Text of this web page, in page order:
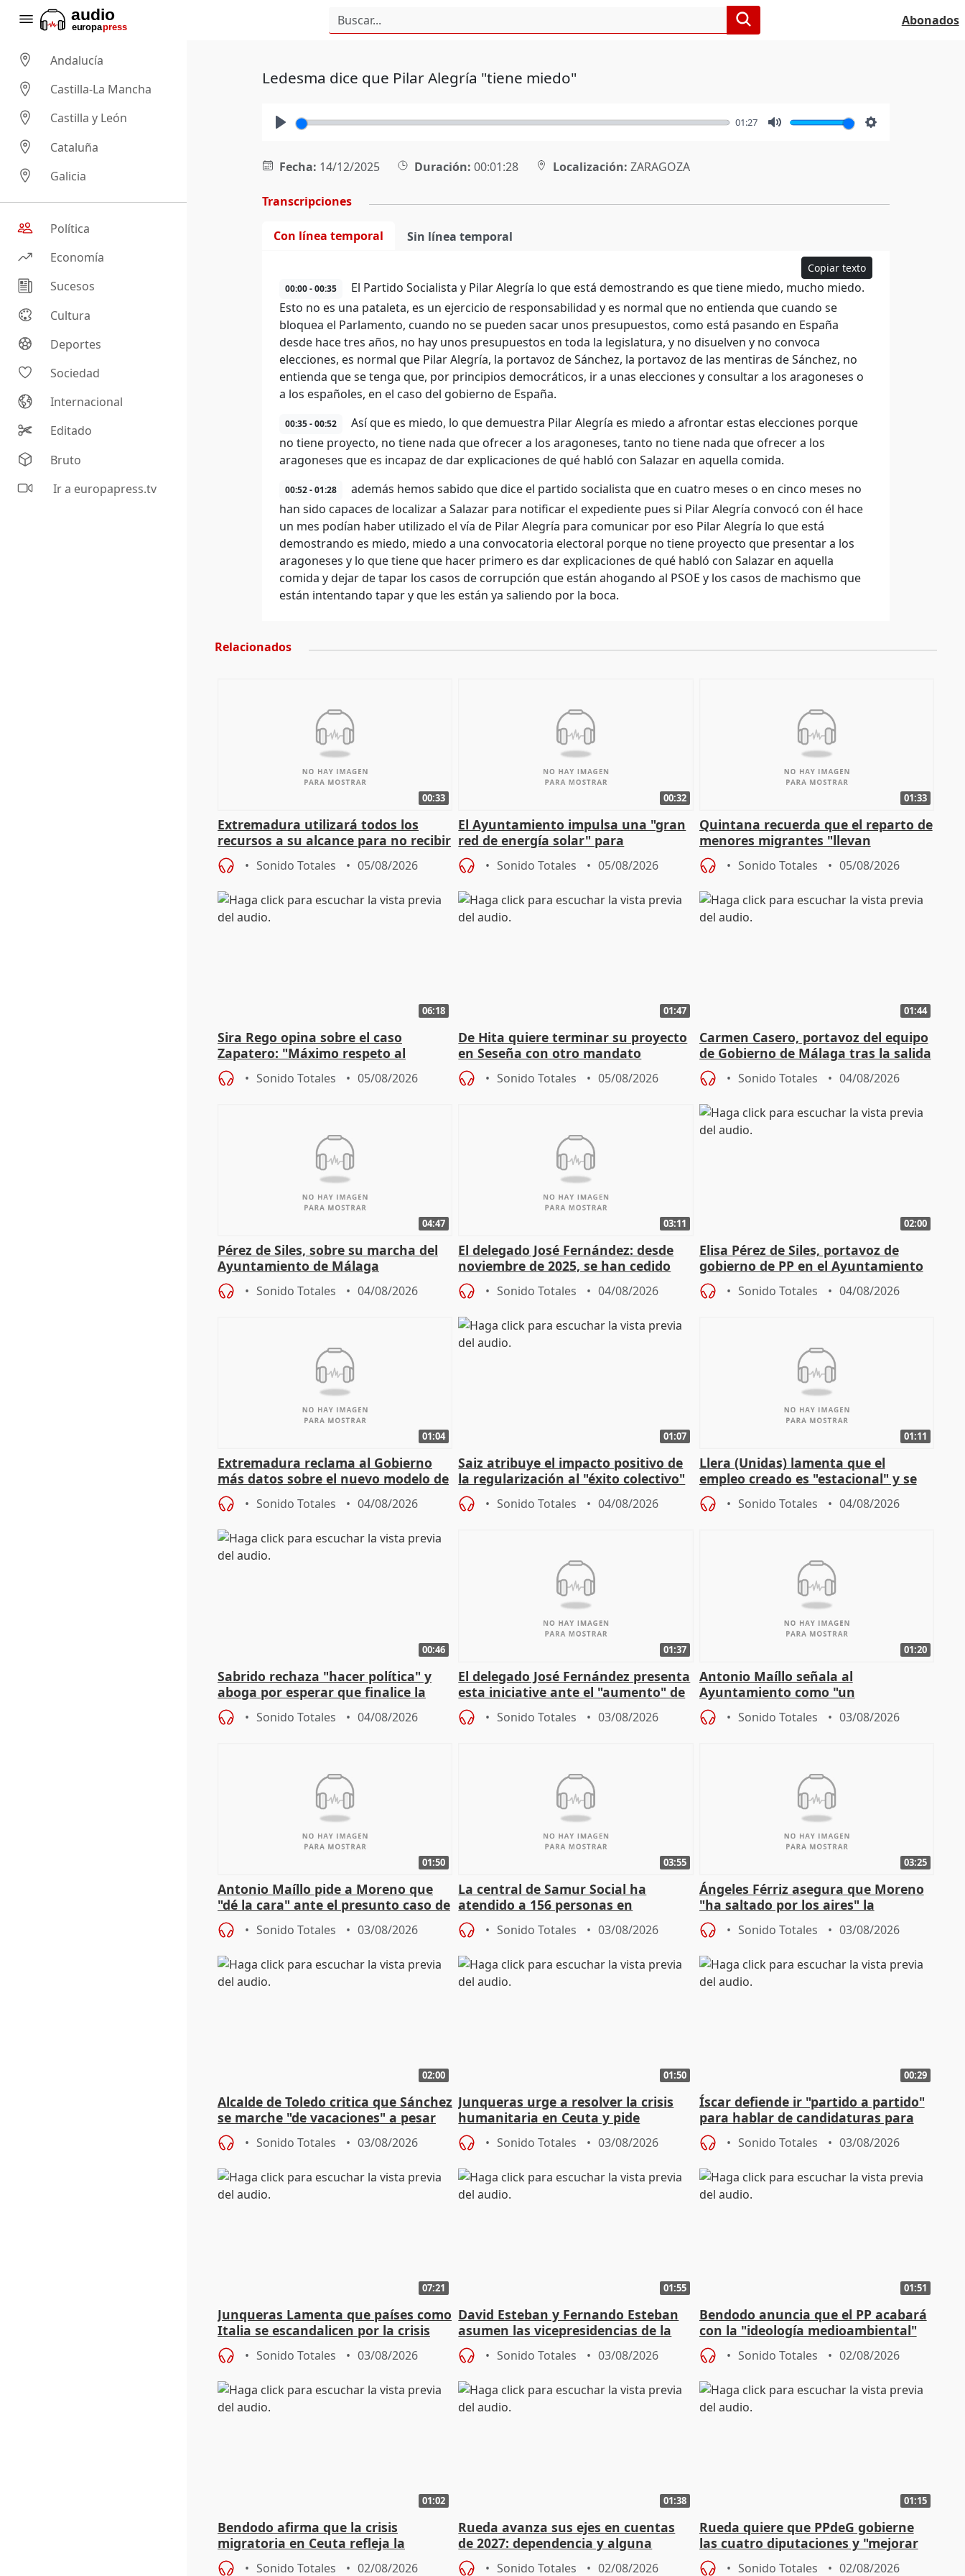
Abonados
Andalucía
Castilla-La Mancha
Castilla y León
Cataluña
Galicia
Política
Economía
Sucesos
Cultura
Deportes
Sociedad
Internacional
Editado
Bruto
Ir a europapress.tv
Ledesma dice que Pilar Alegría "tiene miedo"
01:27
Fecha: 14/12/2025 Duración: 00:01:28 Localización: ZARAGOZA
Transcripciones
Con línea temporal Sin línea temporal
Copiar texto
00:00 - 00:35
El Partido Socialista y Pilar Alegría lo que está demostrando es que tiene miedo, mucho miedo.
Esto no es una pataleta, es un ejercicio de responsabilidad y es normal que no entienda que cuando se
bloquea el Parlamento, cuando no se pueden sacar unos presupuestos, como está pasando en España
desde hace tres años, no hay unos presupuestos en toda la legislatura, y no disuelven y no convoca
elecciones, es normal que Pilar Alegría, la portavoz de Sánchez, la portavoz de las mentiras de Sánchez, no
entienda que se tenga que, por principios democráticos, ir a unas elecciones y consultar a los aragoneses o
a los españoles, en el caso del gobierno de España.
00:35 - 00:52
Así que es miedo, lo que demuestra Pilar Alegría es miedo a afrontar estas elecciones porque
no tiene proyecto, no tiene nada que ofrecer a los aragoneses, tanto no tiene nada que ofrecer a los
aragoneses que es incapaz de dar explicaciones de qué habló con Salazar en aquella comida.
00:52 - 01:28
además hemos sabido que dice el partido socialista que en cuatro meses o en cinco meses no
han sido capaces de localizar a Salazar para notificar el expediente pues si Pilar Alegría convocó con él hace
un mes podían haber utilizado el vía de Pilar Alegría para comunicar por eso Pilar Alegría lo que está
demostrando es miedo, miedo a una convocatoria electoral porque no tiene proyecto que presentar a los
aragoneses y lo que tiene que hacer primero es dar explicaciones de qué habló con Salazar en aquella
comida y dejar de tapar los casos de corrupción que están ahogando al PSOE y los casos de machismo que
están intentando tapar y que les están ya saliendo por la boca.
Relacionados
00:33
Extremadura utilizará todos los
recursos a su alcance para no recibir
más menores migrantes
Sonido Totales 05/08/2026
00:32
El Ayuntamiento impulsa una "gran
red de energía solar" para
autoconsumo
Sonido Totales 05/08/2026
01:33
Quintana recuerda que el reparto de
menores migrantes "llevan
aportación del Gobierno" central
Sonido Totales 05/08/2026
06:18
Sira Rego opina sobre el caso
Zapatero: "Máximo respeto al
proceso judicial"
Sonido Totales 05/08/2026
01:47
De Hita quiere terminar su proyecto
en Seseña con otro mandato
Sonido Totales 05/08/2026
01:44
Carmen Casero, portavoz del equipo
de Gobierno de Málaga tras la salida
de Pérez de Siles
Sonido Totales 04/08/2026
04:47
Pérez de Siles, sobre su marcha del
Ayuntamiento de Málaga
Sonido Totales 04/08/2026
03:11
El delegado José Fernández: desde
noviembre de 2025, se han cedido
9.810 ayudas por nacimiento
Sonido Totales 04/08/2026
02:00
Elisa Pérez de Siles, portavoz de
gobierno de PP en el Ayuntamiento
de Málaga, deja la política
Sonido Totales 04/08/2026
01:04
Extremadura reclama al Gobierno
más datos sobre el nuevo modelo de
financiación
Sonido Totales 04/08/2026
01:07
Saiz atribuye el impacto positivo de
la regularización al "éxito colectivo"
del Gobierno
Sonido Totales 04/08/2026
01:11
Llera (Unidas) lamenta que el
empleo creado es "estacional" y se
"esfumará" al acabar el verano
Sonido Totales 04/08/2026
00:46
Sabrido rechaza "hacer política" y
aboga por esperar que finalice la
investigación del incendio
Sonido Totales 04/08/2026
01:37
El delegado José Fernández presenta
esta iniciative ante el "aumento" de
personas sin hogar en Madri
Sonido Totales 03/08/2026
01:20
Antonio Maíllo señala al
Ayuntamiento como "un
especulador más" sobre viviendas de
Jiménez Becerril
Sonido Totales 03/08/2026
01:50
Antonio Maíllo pide a Moreno que
"dé la cara" ante el presunto caso de
acoso del CEO de ADM
Sonido Totales 03/08/2026
03:55
La central de Samur Social ha
atendido a 156 personas en
situación de calle durante Campaña
de CalorSonido Totales 03/08/2026
03:25
Ángeles Férriz asegura que Moreno
"ha saltado por los aires" la
negociación tras acuerdo con SMA
Sonido Totales 03/08/2026
02:00
Alcalde de Toledo critica que Sánchez
se marche "de vacaciones" a pesar
de la crisis migratoria
Sonido Totales 03/08/2026
01:50
Junqueras urge a resolver la crisis
humanitaria en Ceuta y pide
responsabilidad a la UE
Sonido Totales 03/08/2026
00:29
Íscar defiende ir "partido a partido"
para hablar de candidaturas para
2027
Sonido Totales 03/08/2026
07:21
Junqueras Lamenta que países como
Italia se escandalicen por la crisis
migratoria
Sonido Totales 03/08/2026
01:55
David Esteban y Fernando Esteban
asumen las vicepresidencias de la
Diputación de Valladolid
Sonido Totales 03/08/2026
01:51
Bendodo anuncia que el PP acabará
con la "ideología medioambiental"
para regenerar las playas
Sonido Totales 02/08/2026
01:02
Bendodo afirma que la crisis
migratoria en Ceuta refleja la
"extrema debilidad" del Gobierno
Sonido Totales 02/08/2026
01:38
Rueda avanza sus ejes en cuentas
de 2027: dependencia y alguna
rebaja fiscal más en vivienda
Sonido Totales 02/08/2026
01:15
Rueda quiere que PPdeG gobierne
las cuatro diputaciones y "mejorar
en concejales" en ciudades
Sonido Totales 02/08/2026